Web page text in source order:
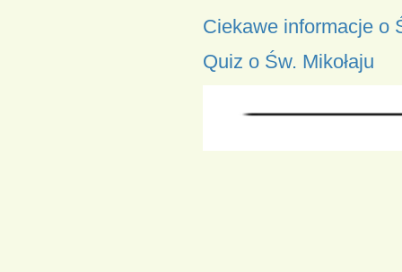
Ciekawe informacje o
Quiz o Św. Mikołaju